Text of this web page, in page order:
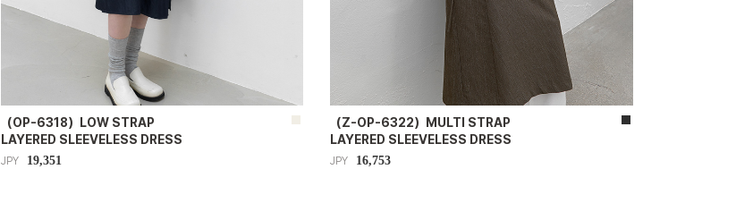
（OP-6318）LOW STRAP
LAYERED SLEEVELESS DRESS
JPY 19,351
（Z-OP-6322）MULTI STRAP
LAYERED SLEEVELESS DRESS
JPY 16,753